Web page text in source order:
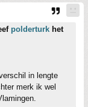
polderturk het
in lengte
merk ik wel